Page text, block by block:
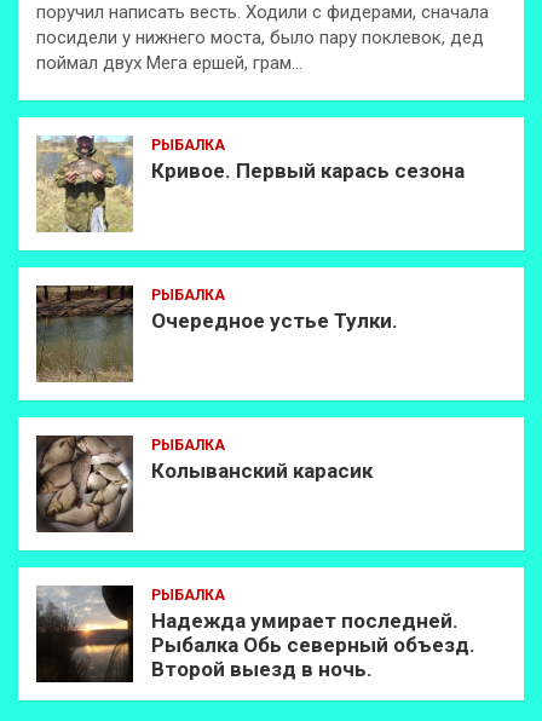
поручил написать весть. Ходили с фидерами, сначала
посидели у нижнего моста, было пару поклевок, дед
поймал двух Мега ершей, грам…
РЫБАЛКА
Кривое. Первый карась сезона
РЫБАЛКА
Очередное устье Тулки.
РЫБАЛКА
Колыванский карасик
РЫБАЛКА
Надежда умирает последней.
Рыбалка Обь северный объезд.
Второй выезд в ночь.